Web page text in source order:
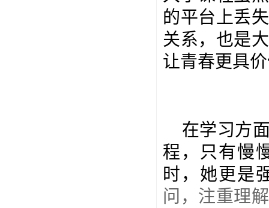
的平台上丢
关系，也是
让青春更具
在学习方
程，只有慢
时，她更是
问，注重理